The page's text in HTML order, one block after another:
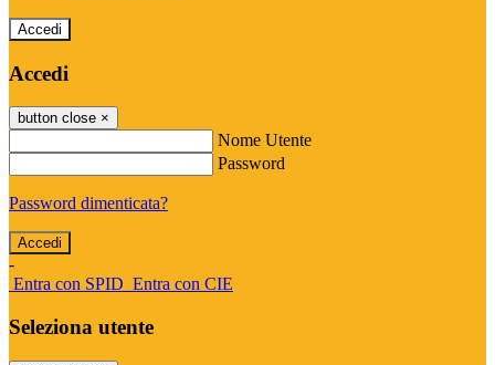
Accedi
Accedi
button close ×
Nome Utente
Password
Password dimenticata?
-
Entra con SPID Entra con CIE
Seleziona utente